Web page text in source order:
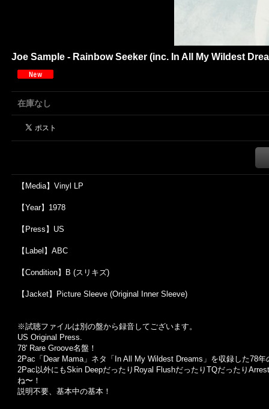
Joe Sample - Rainbow Seeker (inc. In All My Wildest
在庫なし
【Media】Vinyl LP
【Year】1978
【Press】US
【Label】ABC
【Condition】B (スリキズ)
【Jacket】Picture Sleeve (Original Inner Sleeve)
※試聴ファイルは別の盤から録音してございます。
US Original Press.
78' Rare Groove名盤！
2Pac「Dear Mama」ネタ「In All My Wildest Dreams」を収録した78年
2Pac以外にもSkin DeepだったりRoyal FlushだったりTQだったり
ね〜！
説明不要、基本中の基本！